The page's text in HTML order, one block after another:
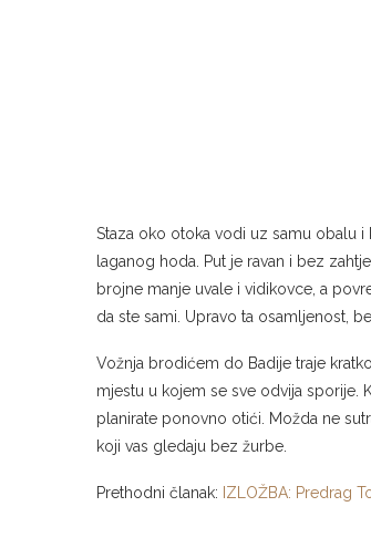
Staza oko otoka vodi uz samu obalu
laganog hoda. Put je ravan i bez
brojne manje uvale i vidikovce, a
da ste sami. Upravo ta osamljenost,
Vožnja brodićem do Badije traje
mjestu u kojem se sve odvija sporije.
planirate ponovno otići. Možda ne
koji vas gledaju bez žurbe.
Prethodni članak: IZLOŽBA: Predrag